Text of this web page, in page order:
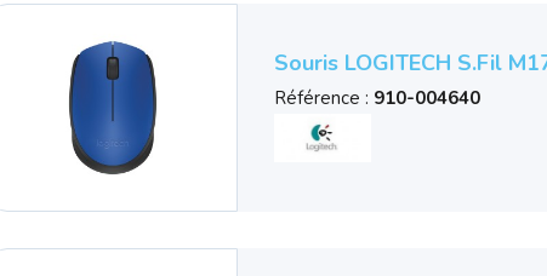
Souris LOGITECH S.fil
Référence : 910-004640